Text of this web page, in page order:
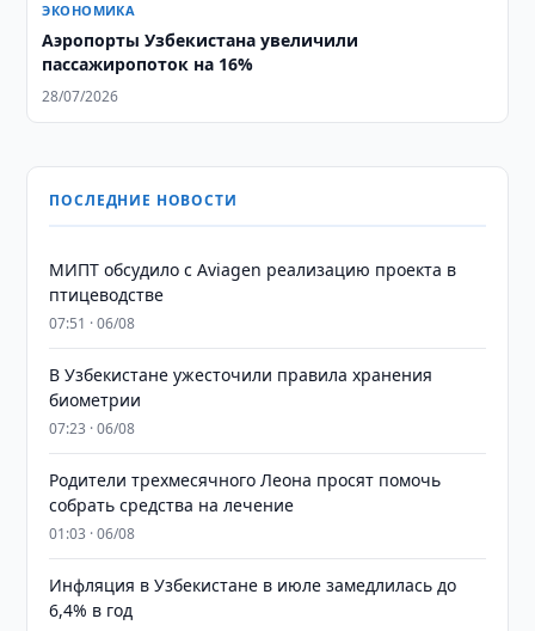
ЭКОНОМИКА
Аэропорты Узбекистана увеличили
пассажиропоток на 16%
28/07/2026
ПОСЛЕДНИЕ НОВОСТИ
МИПТ обсудило с Aviagen реализацию проекта в
птицеводстве
07:51 · 06/08
В Узбекистане ужесточили правила хранения
биометрии
07:23 · 06/08
Родители трехмесячного Леона просят помочь
собрать средства на лечение
01:03 · 06/08
Инфляция в Узбекистане в июле замедлилась до
6,4% в год